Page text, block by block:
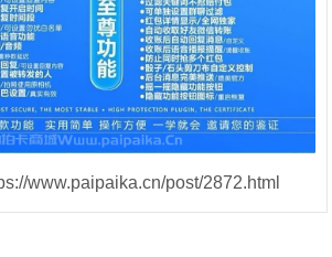
www.paipaika.cn/post/2872.html